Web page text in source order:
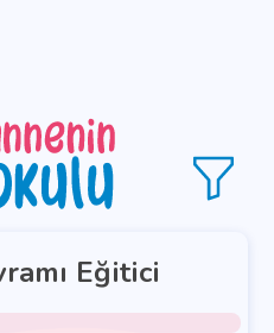
Eğitici